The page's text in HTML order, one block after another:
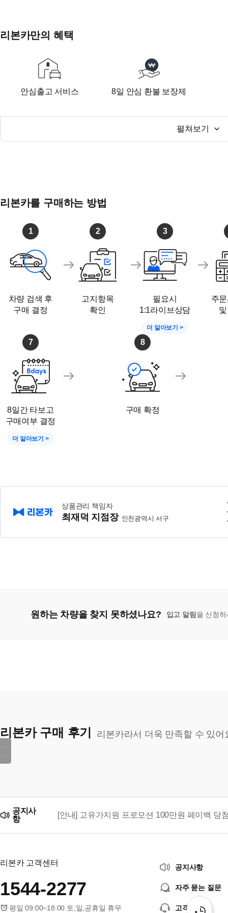
리본카만의 혜택
안심출고 서비스 8일 안심 환불 보장제
펼쳐보기
리본카를 구매하는 방법
1
차량 검색 후
구매 결정
2
고지항목
확인
3
필요시
1:1라이브상담
더 알아보기 >
주
7
8일간 타보고
구매여부 결정
더 알아보기 >
8
구매 확정
상품관리 책임자
최재덕 지점장 인천광역시 서구
원하는 차량을 찾지 못하셨나요? 입고 알림 을 신청
리본카 구매 후기 리본카라서 더욱 만족할 수 있어
공지사
항
[안내] 고유가지원 프로모션 100만원 페이백 당
리본카 고객센터
1544-2277
평일 09:00~18:00 토,일,공휴일 휴무
공지사항
자주 묻는 질문
고객센터